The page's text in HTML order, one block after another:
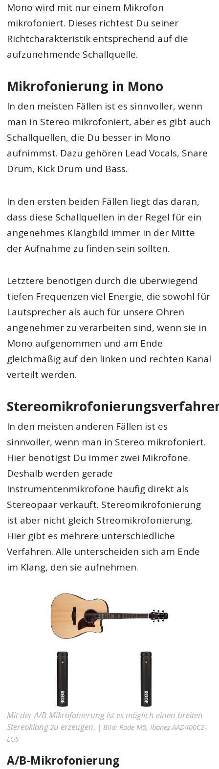
Mono wird mit nur einem Mikrofon
mikrofoniert. Dieses richtest Du seiner
Richtcharakteristik entsprechend auf die
aufzunehmende Schallquelle.
Mikrofonierung in Mono
In den meisten Fällen ist es sinnvoller, wenn
man in Stereo mikrofoniert, aber es gibt auch
Schallquellen, die Du besser in Mono
aufnimmst. Dazu gehören Lead Vocals, Snare
Drum, Kick Drum und Bass.
In den ersten beiden Fällen liegt das daran,
dass diese Schallquellen in der Regel für ein
angenehmes Klangbild immer in der Mitte
der Aufnahme zu finden sein sollten.
Letztere benötigen durch die überwiegend
tiefen Frequenzen viel Energie, die sowohl für
Lautsprecher als auch für unsere Ohren
angenehmer zu verarbeiten sind, wenn sie in
Mono aufgenommen und am Ende
gleichmäßig auf den linken und rechten Kanal
verteilt werden.
In den meisten anderen Fällen ist es
sinnvoller, wenn man in Stereo mikrofoniert.
Hier benötigst Du immer zwei Mikrofone.
Deshalb werden gerade
Instrumentenmikrofone häufig direkt als
Stereopaar verkauft. Stereomikrofonierung
ist aber nicht gleich Streomikrofonierung.
Hier gibt es mehrere unterschiedliche
Verfahren. Alle unterscheiden sich am Ende
im Klang, den sie aufnehmen.
Mit der A/B-Mikrofonierung ist es möglich einen breiten
Stereoklang zu erzeugen. | Bild: Rode M5, Ibanez AAD400CE-
LGS
A/B-Mikrofonierung